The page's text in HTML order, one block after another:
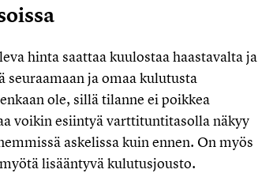
hinta saattaa kuulostaa haastavalta ja
ja omaa kulutusta
ole, sillä tilanne ei poikkea
voikin esiintyä varttituntitasolla näkyy
askelissa kuin ennen. On myös
lisääntyvä kulutusjousto.